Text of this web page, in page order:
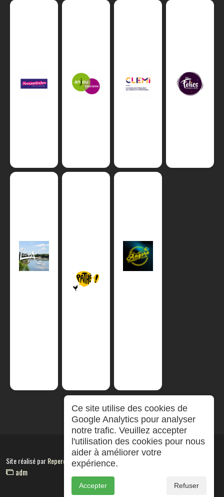
Site réalisé parRepereCom
adm
Ce site utilise des cookies de
Google Analytics pour analyser
notre trafic. Veuillez accepter
l'utilisation des cookies pour nous
aider à améliorer votre
expérience.
Accepter Refuser